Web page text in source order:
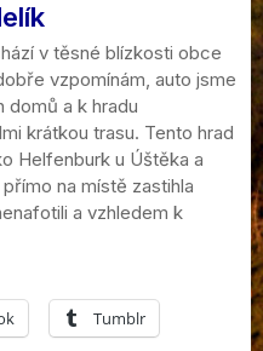
v těsné blízkosti obce
vzpomínám, auto jsme
domů a k hradu
krátkou trasu. Tento hrad
Helfenburk u Úštěka a
na místě zastihla
a vzhledem k
Tumblr